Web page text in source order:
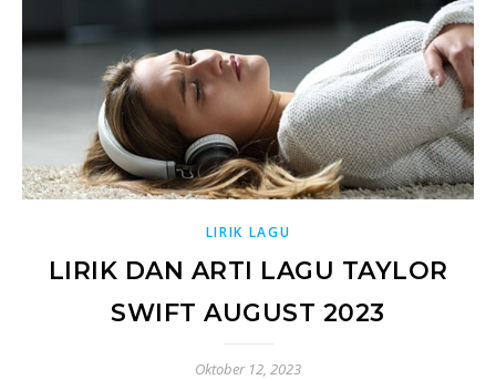
LIRIK LAGU
LIRIK DAN ARTI LAGU TAYLOR
SWIFT AUGUST 2023
Oktober 12, 2023